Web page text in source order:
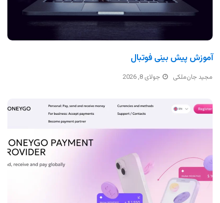
آموزش پیش بینی فوتبال
مجید جان‌ملکی جولای 8, 2026